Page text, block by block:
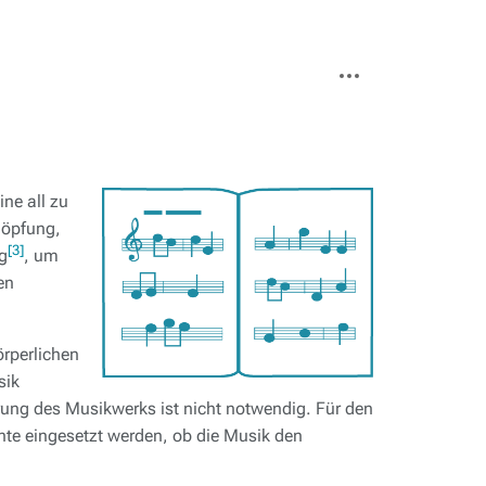
Aktionen
all zu
[3], um
des Musikwerks ist nicht notwendig. Für den
eingesetzt werden, ob die Musik den